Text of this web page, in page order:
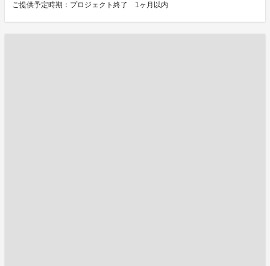
ご提供予定時期：プロジェクト終了 1ヶ月以内